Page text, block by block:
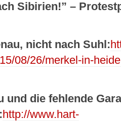
Sibirien!” –
nicht nach Suhl:
08/26/merkel-in-
und die fehlende
http://www.hart-